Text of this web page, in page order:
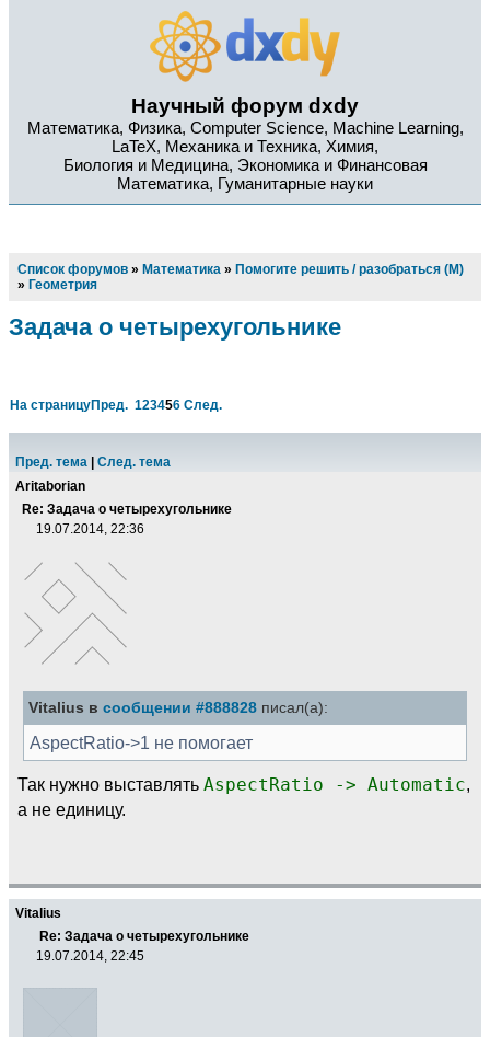
Научный форум dxdy
Математика, Физика, Computer Science, Machine Learning,
LaTeX, Механика и Техника, Химия,
Биология и Медицина, Экономика и Финансовая
Математика, Гуманитарные науки
Список форумов » Математика » Помогите решить / разобраться (М)
» Геометрия
Задача о четырехугольнике
На страницуПред. 123456 След.
Пред. тема
След. тема
Aritaborian
Re: Задача о четырехугольнике
19.07.2014, 22:36
Vitalius в сообщении #888828 писал(а):
AspectRatio->1 не помогает
Так нужно выставлять AspectRatio -> Automatic,
а не единицу.
Vitalius
Re: Задача о четырехугольнике
19.07.2014, 22:45